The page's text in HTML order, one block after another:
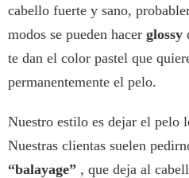
cabello fuerte y sano,
modos se pueden hacer glossy
te dan el color pastel que
permanentemente el pelo.
Nuestro estilo es dejar el pelo
Nuestras clientas suelen
“balayage” , que deja al